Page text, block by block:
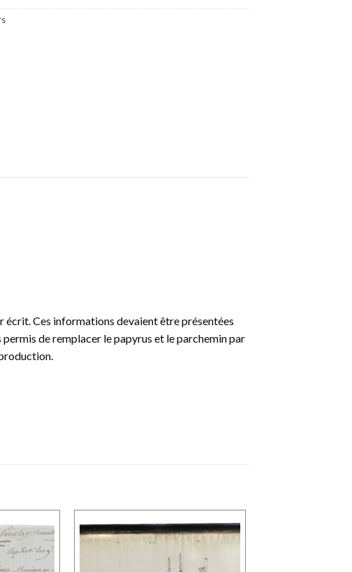
écrit. Ces informations devaient être présentées
de remplacer le papyrus et le parchemin par